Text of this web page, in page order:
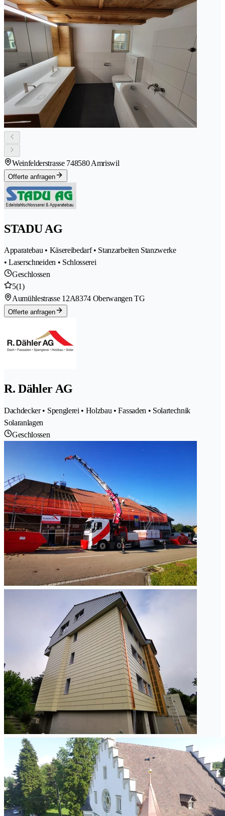
Weinfelderstrasse 748580 Amriswil
Offerte anfragen
STADU AG
Apparatebau • Käsereibedarf • Stanzarbeiten Stanzwerke
• Laserschneiden • Schlosserei
Geschlossen
5(1)
Aumühlestrasse 12A8374 Oberwangen TG
Offerte anfragen
R. Dähler AG
Dachdecker • Spenglerei • Holzbau • Fassaden • Solartechnik
Solaranlagen
Geschlossen